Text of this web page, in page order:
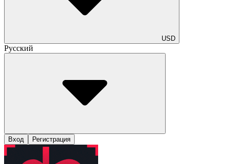
USD
Русский
Вход Регистрация